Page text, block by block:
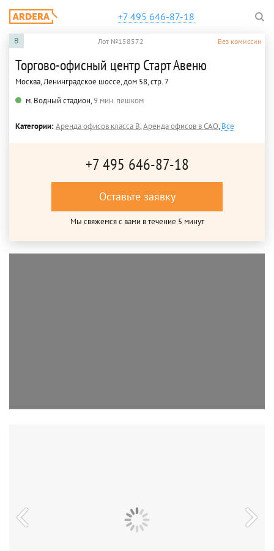
+7 495 646-87-18
B Лот №158572 Без комиссии
Торгово-офисный центр Старт Авеню
Москва, Ленинградское шоссе, дом 58, стр. 7
м. Водный стадион,9 мин. пешком
Категории:Аренда офисов класса B,Аренда офисов в САО,Все
+7 495 646-87-18
Оставьте заявку
Мы свяжемся с вами в течение 5 минут